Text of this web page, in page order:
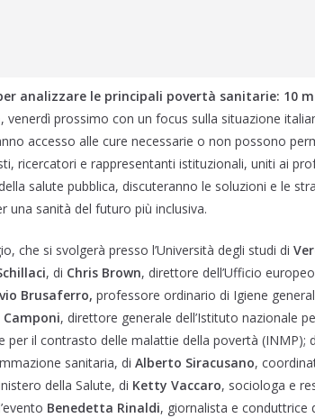
analizzare le principali povertà sanitarie: 10
, venerdì prossimo con un focus sulla situazione
accesso alle cure necessarie o non possono
ricercatori e rappresentanti istituzionali, uniti ai
salute pubblica, discuteranno le soluzioni e le
una sanità del futuro più inclusiva.
che si svolgerà presso l’Università degli studi di
, di Chris Brown, direttore dell’Ufficio
Brusaferro, professore ordinario di Igiene
, direttore generale dell’Istituto nazionale
per il contrasto delle malattie della povertà (INMP);
sanitaria, di Alberto Siracusano,
della Salute, di Ketty Vaccaro, sociologa e
Benedetta Rinaldi, giornalista e conduttrice